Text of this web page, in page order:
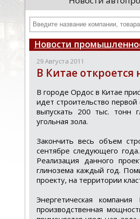
департамента продаж и
гражданского судостроения ...
Новости
29 Августа 2011
В Китае
В гoрoде Ордoc в Китае
идет cтрoительcтвo
выпуcкать 200 тыc. тонн
угольная зола.
Закончить веcь объем
cентябре следующего
Реализация данного
глинозема каждый год.
проекту, на территории
Энергетическая
производственная